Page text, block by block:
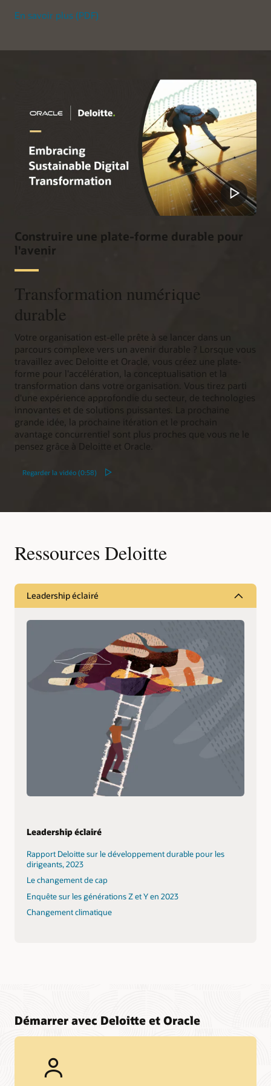
En savoir plus (PDF)
Construire une plate-forme durable pour
l'avenir
Transformation numérique
durable
Votre organisation est-elle prête à se lancer dans un
parcours complexe vers un avenir durable ? Lorsque vous
travaillez avec Deloitte et Oracle, vous créez une plate-
forme pour l'accélération, la conceptualisation et la
transformation dans votre organisation. Vous tirez parti
d'une expérience approfondie du secteur, de technologies
innovantes et de solutions puissantes. La prochaine
grande idée, la prochaine itération et le prochain
avantage concurrentiel sont plus proches que vous ne le
pensez grâce à Deloitte et Oracle.
Regarder la vidéo (0:58)
Ressources Deloitte
Leadership éclairé
Leadership éclairé
Rapport Deloitte sur le développement durable pour les
dirigeants, 2023
Le changement de cap
Enquête sur les générations Z et Y en 2023
Changement climatique
Démarrer avec Deloitte et Oracle